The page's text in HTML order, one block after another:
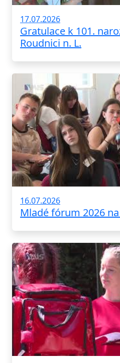
17.07.2026
Gratulace k 101.
Roudnici n. L.
16.07.2026
Mladé fórum 2026